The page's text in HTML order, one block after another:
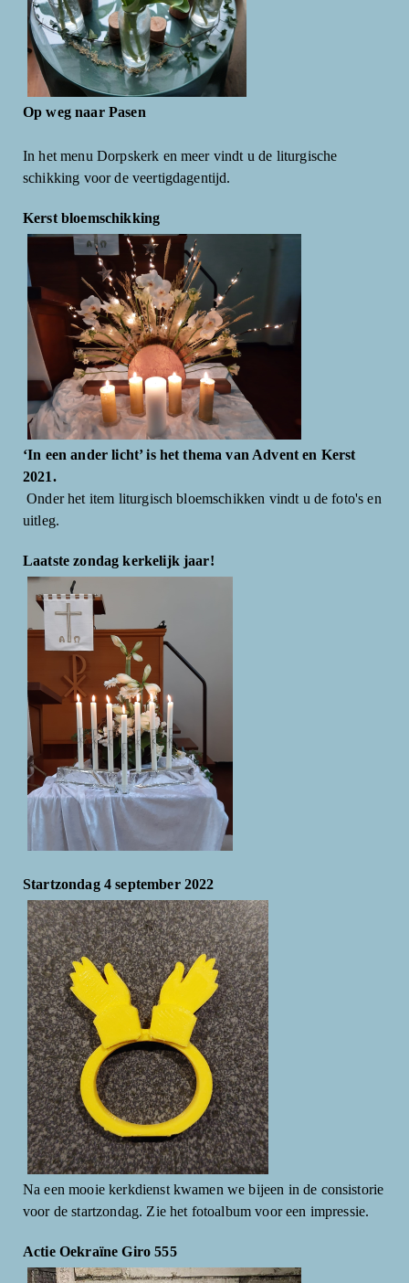
Op weg naar Pasen
In het menu Dorpskerk en meer vindt u de liturgische
schikking voor de veertigdagentijd.
Kerst bloemschikking
‘In een ander licht’ is het thema van Advent en Kerst
2021.
Onder het item liturgisch bloemschikken vindt u de foto's en
uitleg.
Laatste zondag kerkelijk jaar!
Startzondag 4 september 2022
Na een mooie kerkdienst kwamen we bijeen in de consistorie
voor de startzondag. Zie het fotoalbum voor een impressie.
Actie Oekraïne Giro 555